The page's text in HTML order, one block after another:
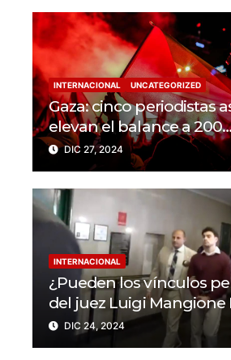
INTERNACIONAL UNCATEGORIZED
Gaza: cinco periodistas
elevan el balance a 200
trabajadores de la
en 2024
DIC 27, 2024
INTERNACIONAL
¿Pueden los vínculos
del juez Luigi
el caso del CEO de
UnitedHealthcare?
DIC 24, 2024